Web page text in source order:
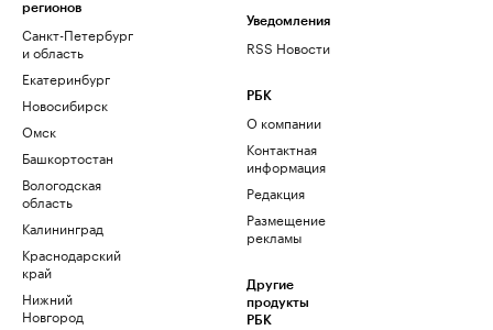
регионов
Санкт-Петербург
и область
Екатеринбург
Новосибирск
Омск
Башкортостан
Вологодская
область
Калининград
Краснодарский
край
Нижний
Новгород
Уведомления
RSS Новости
РБК
О компании
Контактная
информация
Редакция
Размещение
рекламы
Другие
продукты
РБК